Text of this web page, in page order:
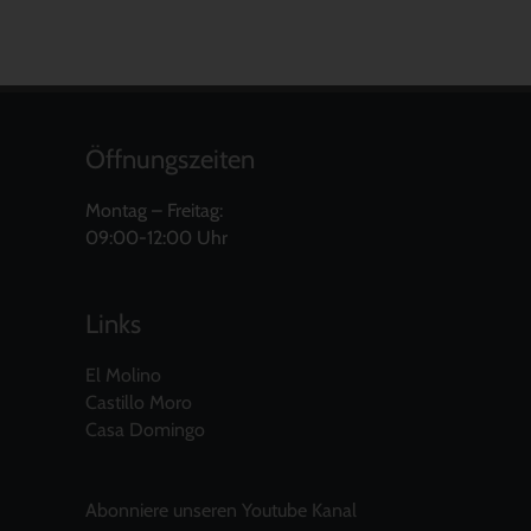
Öffnungszeiten
Montag – Freitag:
09:00-12:00 Uhr
Links
El Molino
Castillo Moro
Casa Domingo
Abonniere unseren Youtube Kanal